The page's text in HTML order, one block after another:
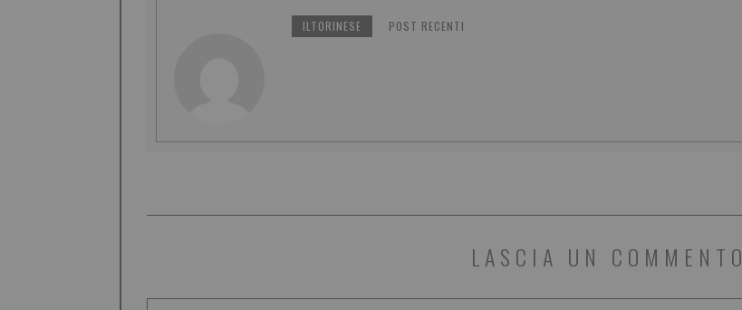
ILTORINESE POST RECENTI
LASCIA UN COMMENTO